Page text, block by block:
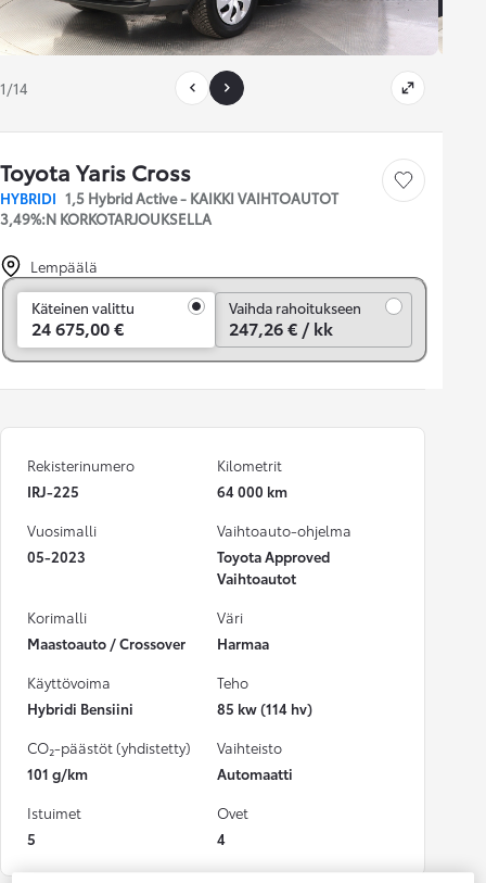
1/14
Toyota Yaris Cross
HYBRIDI 1,5 Hybrid Active - KAIKKI VAIHTOAUTOT
3,49%:N KORKOTARJOUKSELLA
Tallenna auto
Lempäälä
Käteinen valittu
24 675,00 €
Vaihda rahoitukseen
247,26 € / kk
Rekisterinumero
IRJ-225
Kilometrit
64 000 km
Vuosimalli
05-2023
Vaihtoauto-ohjelma
Toyota Approved
Vaihtoautot
Korimalli
Maastoauto / Crossover
Väri
Harmaa
Käyttövoima
Hybridi Bensiini
Teho
85 kw (114 hv)
CO₂-päästöt (yhdistetty)
101 g/km
Vaihteisto
Automaatti
Istuimet
5
Ovet
4